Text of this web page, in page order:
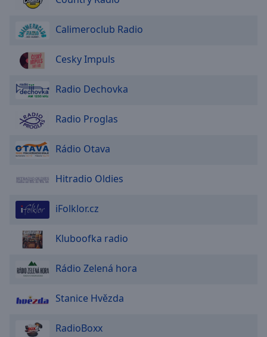
Calimeroclub Radio
Cesky Impuls
Radio Dechovka
Radio Proglas
Rádio Otava
Hitradio Oldies
iFolklor.cz
Kluboofka radio
Rádio Zelená hora
Stanice Hvězda
RadioBoxx